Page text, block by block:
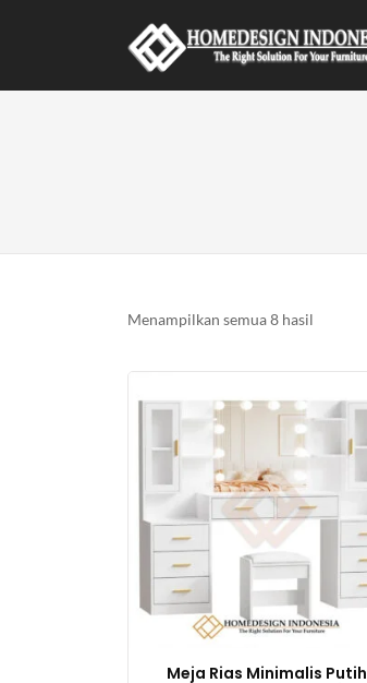
Menampilkan semua 8 hasil
yang
terbaru
Meja Rias Minimalis Putih